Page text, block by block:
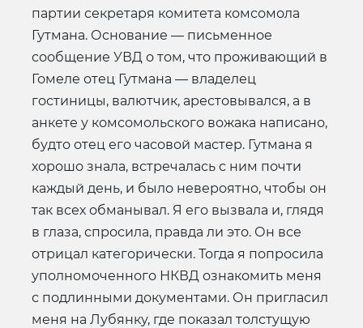
партии секретаря комитета комсомола
Гутмана. Основание — письменное
сообщение УВД о том, что проживающий в
Гомеле отец Гутмана — владелец
гостиницы, валютчик, арестовывался, а в
анкете у комсомольского вожака написано,
будто отец его часовой мастер. Гутмана я
хорошо знала, встречалась с ним почти
каждый день, и было невероятно, чтобы он
так всех обманывал. Я его вызвала и, глядя
в глаза, спросила, правда ли это. Он все
отрицал категорически. Тогда я попросила
уполномоченного НКВД ознакомить меня
с подлинными документами. Он пригласил
меня на Лубянку, где показал толстущую